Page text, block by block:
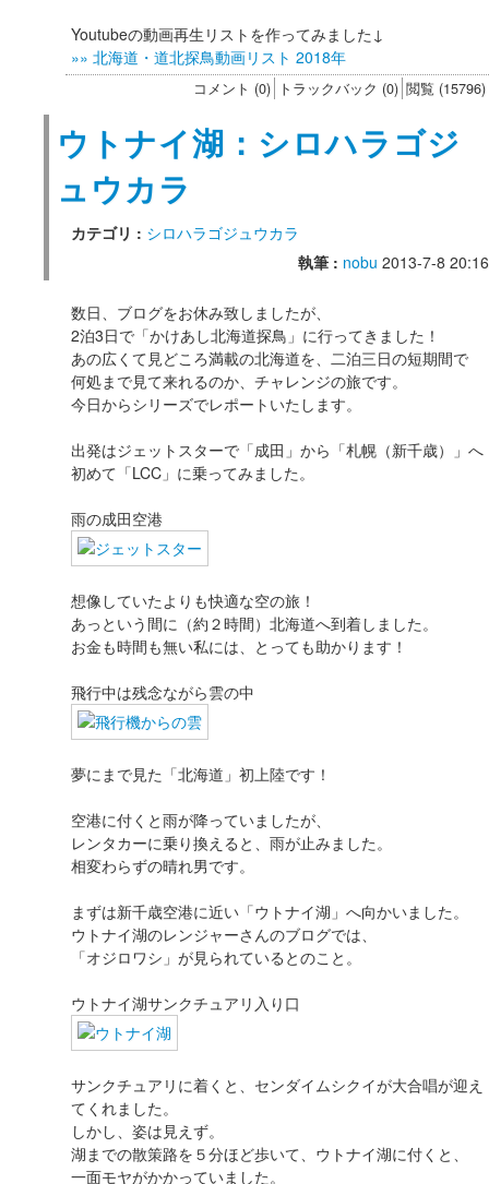
Youtubeの動画再生リストを作ってみました↓
»» 北海道・道北探鳥動画リスト 2018年
コメント (0) トラックバック (0) 閲覧 (15796)
ウトナイ湖：シロハラゴジ
ュウカラ
カテゴリ : シロハラゴジュウカラ
執筆 : nobu 2013-7-8 20:16
数日、ブログをお休み致しましたが、
2泊3日で「かけあし北海道探鳥」に行ってきました！
あの広くて見どころ満載の北海道を、二泊三日の短期間で
何処まで見て来れるのか、チャレンジの旅です。
今日からシリーズでレポートいたします。
出発はジェットスターで「成田」から「札幌（新千歳）」へ
初めて「LCC」に乗ってみました。
雨の成田空港
想像していたよりも快適な空の旅！
あっという間に（約２時間）北海道へ到着しました。
お金も時間も無い私には、とっても助かります！
飛行中は残念ながら雲の中
夢にまで見た「北海道」初上陸です！
空港に付くと雨が降っていましたが、
レンタカーに乗り換えると、雨が止みました。
相変わらずの晴れ男です。
まずは新千歳空港に近い「ウトナイ湖」へ向かいました。
ウトナイ湖のレンジャーさんのブログでは、
「オジロワシ」が見られているとのこと。
ウトナイ湖サンクチュアリ入り口
サンクチュアリに着くと、センダイムシクイが大合唱が迎え
てくれました。
しかし、姿は見えず。
湖までの散策路を５分ほど歩いて、ウトナイ湖に付くと、
一面モヤがかかっていました。